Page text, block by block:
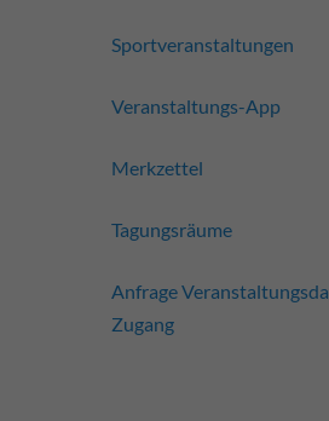
Sportveranstaltungen
Veranstaltungs-App
Merkzettel
Tagungsräume
Anfrage
Zugang